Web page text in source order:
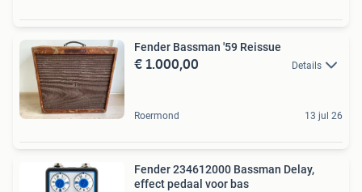
Fender Bassman '59 Reissue
€ 1.000,00 Details
Roermond 13 jul 26
Fender 234612000 Bassman Delay,
effect pedaal voor bas